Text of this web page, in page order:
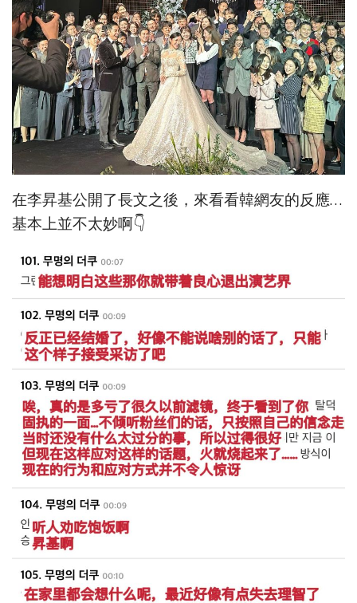
在李昇基公開了長文之後，來看看韓網友的反應…
基本上並不太妙啊👇